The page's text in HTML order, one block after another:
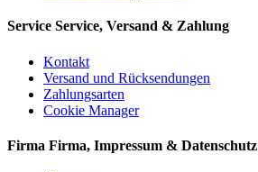
Service Service, Versand & Zahlung
Kontakt
Versand und Rücksendungen
Zahlungsarten
Cookie Manager
Firma Firma, Impressum & Datenschutz